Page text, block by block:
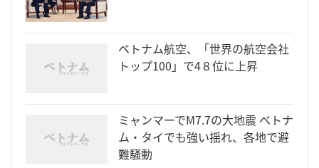
ベトナム航空、「世界の航空会社
トップ100」で4８位に上昇
ミャンマーでM7.7の大地震 ベトナ
ム・タイでも強い揺れ、各地で避
難騒動